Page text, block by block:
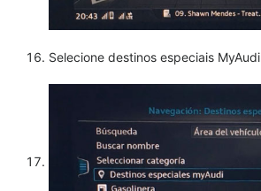
Selecione destinos especiais MyAudi